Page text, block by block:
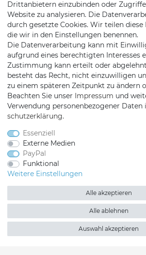
KONTAKT
Telefon:09721 /
Mail:
Satshopping
Drittanbietern einzubinden oder
Website zu analysieren. Die
durch gesetzte Cookies. Wir teilen
die wir in den Einstellungen benennen.
Die Datenverarbeitung kann mit
aufgrund eines berechtigten Interesses
Zustimmung kann erteilt oder
besteht das Recht, nicht einzuwilligen
zu einem späteren Zeitpunkt zu ändern
Beachten Sie unser Impressum und
Verwendung personenbezogener Daten
schutz­erklärung.
Essenziell
Externe Medien
PayPal
Funktional
Weitere Einstellungen
Alle akzeptieren
Alle ablehnen
Auswahl akzeptieren